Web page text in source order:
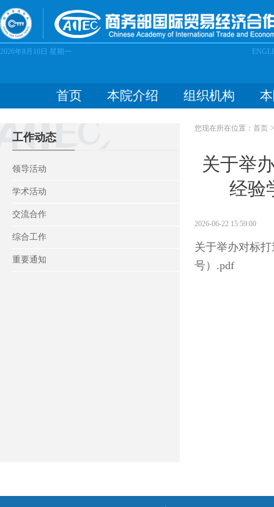
2026年8月10日 星期一
首页 本院介绍 组织机构
工作动态
领导活动
学术活动
交流合作
综合工作
重要通知
您现在所在位置： 首页
关于举
经验
2026-06-22 15:59:00
关于举办对标
号）.pdf